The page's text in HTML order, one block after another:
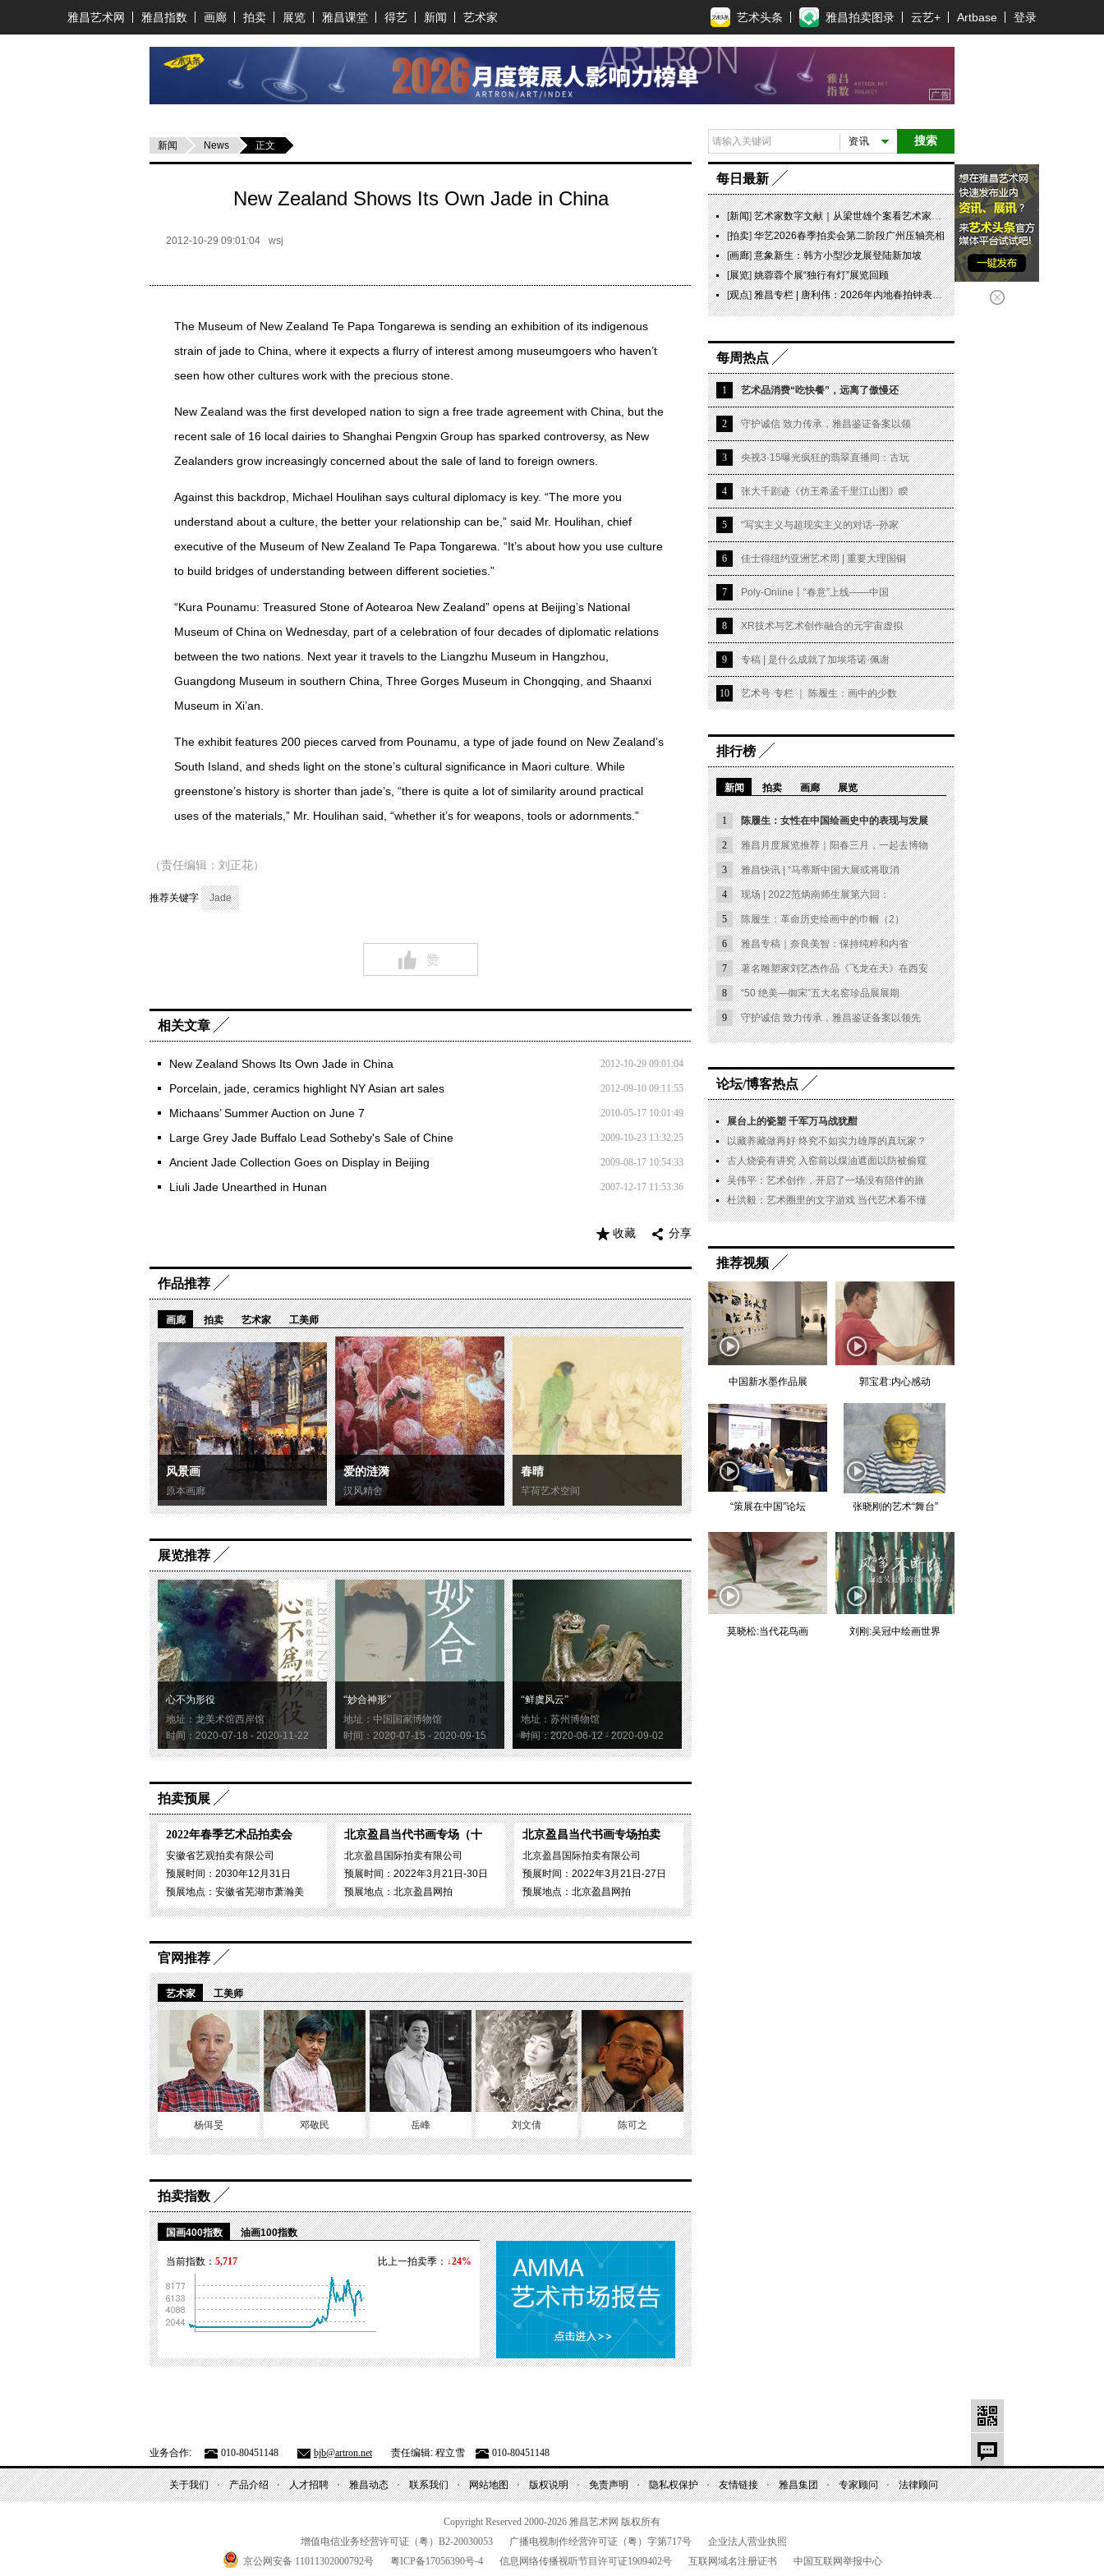
雅昌艺术网 雅昌指数 画廊 拍卖 展览 雅昌课堂 得艺 新闻 艺术家 艺术头条 雅昌拍卖图录 云艺+ Artbase 登录
新闻 News 正文
New Zealand Shows Its Own Jade in China
2012-10-29 09:01:04 wsj
The Museum of New Zealand Te Papa Tongarewa is sending an exhibition of its indigenous
strain of jade to China, where it expects a flurry of interest among museumgoers who haven’t
seen how other cultures work with the precious stone.
New Zealand was the first developed nation to sign a free trade agreement with China, but the
recent sale of 16 local dairies to Shanghai Pengxin Group has sparked controversy, as New
Zealanders grow increasingly concerned about the sale of land to foreign owners.
Against this backdrop, Michael Houlihan says cultural diplomacy is key. “The more you
understand about a culture, the better your relationship can be,” said Mr. Houlihan, chief
executive of the Museum of New Zealand Te Papa Tongarewa. “It’s about how you use culture
to build bridges of understanding between different societies.”
“Kura Pounamu: Treasured Stone of Aotearoa New Zealand” opens at Beijing’s National
Museum of China on Wednesday, part of a celebration of four decades of diplomatic relations
between the two nations. Next year it travels to the Liangzhu Museum in Hangzhou,
Guangdong Museum in southern China, Three Gorges Museum in Chongqing, and Shaanxi
Museum in Xi’an.
The exhibit features 200 pieces carved from Pounamu, a type of jade found on New Zealand’s
South Island, and sheds light on the stone’s cultural significance in Maori culture. While
greenstone’s history is shorter than jade’s, “there is quite a lot of similarity around practical
uses of the materials,” Mr. Houlihan said, “whether it’s for weapons, tools or adornments.”
（责任编辑：刘正花）
推荐关键字 Jade
赞
相关文章
2012-10-29 09:01:04
New Zealand Shows Its Own Jade in China
2012-09-10 09:11:55
Porcelain, jade, ceramics highlight NY Asian art sales
2010-05-17 10:01:49
Michaans’ Summer Auction on June 7
2009-10-23 13:32:25
Large Grey Jade Buffalo Lead Sotheby's Sale of Chine
2009-08-17 10:54:33
Ancient Jade Collection Goes on Display in Beijing
2007-12-17 11:53:36
Liuli Jade Unearthed in Hunan
分享
收藏
作品推荐
画廊 拍卖 艺术家 工美师
风景画
原本画廊
爱的涟漪
汉风精舍
春晴
芊荷艺术空间
展览推荐
心不为形役
地址：龙美术馆西岸馆
时间：2020-07-18 - 2020-11-22
“妙合神形”
地址：中国国家博物馆
时间：2020-07-15 - 2020-09-15
“鲜虞风云”
地址：苏州博物馆
时间：2020-06-12 - 2020-09-02
拍卖预展
2022年春季艺术品拍卖会
安徽省艺观拍卖有限公司
预展时间：2030年12月31日
预展地点：安徽省芜湖市萧瀚美
北京盈昌当代书画专场（十
北京盈昌国际拍卖有限公司
预展时间：2022年3月21日-30日
预展地点：北京盈昌网拍
北京盈昌当代书画专场拍卖
北京盈昌国际拍卖有限公司
预展时间：2022年3月21日-27日
预展地点：北京盈昌网拍
官网推荐
艺术家 工美师
杨佴旻 邓敬民 岳峰 刘文倩 陈可之
拍卖指数
国画400指数 油画100指数
比上一拍卖季： ↓24%
当前指数： 5,717
搜索
资讯
每日最新
[新闻]艺术家数字文献｜从梁世雄个案看艺术家艺术数字文献的重要性和紧迫性
[拍卖]华艺2026春季拍卖会第二阶段广州压轴亮相
[画廊]意象新生：韩方小型沙龙展登陆新加坡
[展览]姚蓉蓉个展“独行有灯”展览回顾
[观点]雅昌专栏 | 唐利伟：2026年内地春拍钟表市场观察 赛道重构、圈层分化与收藏逻辑迭代
每周热点
1 艺术品消费“吃快餐”，远离了傲慢还
2 守护诚信 致力传承，雅昌鉴证备案以领
3 央视3·15曝光疯狂的翡翠直播间：古玩
4 张大千剧迹《仿王希孟千里江山图》睽
5 “写实主义与超现实主义的对话--孙家
6 佳士得纽约亚洲艺术周 | 重要大理国铜
7 Poly-Online丨“春意”上线——中国
8 XR技术与艺术创作融合的元宇宙虚拟
9 专稿 | 是什么成就了加埃塔诺·佩谢
10 艺术号·专栏 ｜ 陈履生：画中的少数
排行榜
新闻 拍卖 画廊 展览
1 陈履生：女性在中国绘画史中的表现与发展
2 雅昌月度展览推荐｜阳春三月，一起去博物
3 雅昌快讯 | “马蒂斯中国大展或将取消
4 现场 | 2022范炳南师生展第六回：
5 陈履生：革命历史绘画中的巾帼（2）
6 雅昌专稿｜奈良美智：保持纯粹和内省
7 著名雕塑家刘艺杰作品《飞龙在天》在西安
8 “50 绝美—御宋”五大名窑珍品展展期
9 守护诚信 致力传承，雅昌鉴证备案以领先
论坛/博客热点
展台上的瓷塑 千军万马战犹酣
以藏养藏做再好 终究不如实力雄厚的真玩家？
古人烧瓷有讲究 入窑前以煤油遮面以防被偷窥
吴伟平：艺术创作，开启了一场没有陪伴的旅
杜洪毅：艺术圈里的文字游戏 当代艺术看不懂
推荐视频
中国新水墨作品展 郭宝君:内心感动
“策展在中国”论坛 张晓刚的艺术“舞台”
莫晓松:当代花鸟画 刘刚:吴冠中绘画世界
业务合作: 010-80451148 bjb@artron.net 责任编辑: 程立雪 010-80451148
关于我们 产品介绍 人才招聘 雅昌动态 联系我们 网站地图 版权说明 免责声明 隐私权保护 友情链接 雅昌集团 专家顾问 法律顾问
Copyright Reserved 2000-2026 雅昌艺术网 版权所有
增值电信业务经营许可证（粤） B2-20030053 广播电视制作经营许可证（粤）字第717号
企业法人营业执照
京公网安备 11011302000792号
粤ICP备17056390号-4 信息网络传播视听节目许可证1909402号 互联网域名注册证书
中国互联网举报中心